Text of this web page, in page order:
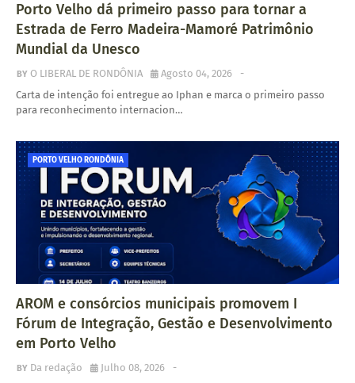
Porto Velho dá primeiro passo para tornar a
Estrada de Ferro Madeira-Mamoré Patrimônio
Mundial da Unesco
O LIBERAL DE RONDÔNIA -
Agosto 04, 2026
Carta de intenção foi entregue ao Iphan e marca o primeiro passo
para reconhecimento internacion…
PORTO VELHO RONDÔNIA
AROM e consórcios municipais promovem I
Fórum de Integração, Gestão e Desenvolvimento
em Porto Velho
Da redação -
Julho 08, 2026